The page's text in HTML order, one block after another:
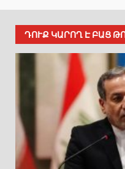
ԴՈՒՔ ԿԱՐՈՂ Է ԲԱՑ